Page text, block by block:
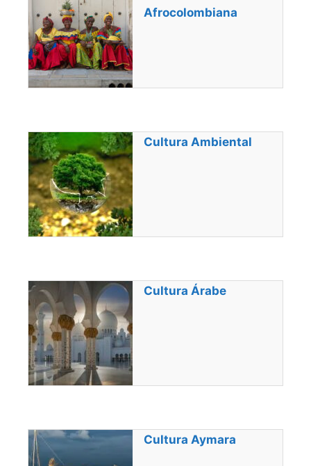
Afrocolombiana
Cultura Ambiental
Cultura Árabe
Cultura Aymara